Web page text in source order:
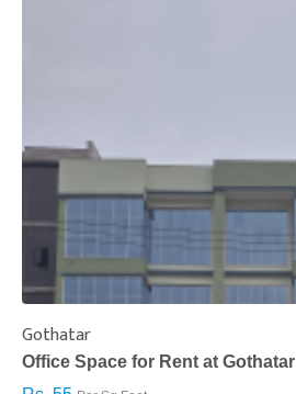
Gothatar
Office Space for Rent at Gothatar